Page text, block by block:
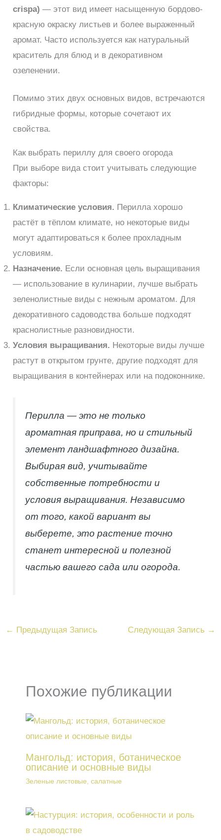
crispa) — этот вид имеет насыщенную бордово-
красную окраску листьев и более выраженный
аромат. Часто используется как натуральный
краситель для блюд и в декоративном
озеленении.
Помимо этих двух основных видов, встречаются
гибридные формы, которые сочетают их
свойства.
Как выбрать периллу для своего огорода
При выборе вида стоит учитывать следующие
факторы:
Климатические условия. Перилла хорошо
растёт в тёплом климате, но некоторые виды
могут адаптироваться к более прохладным
условиям.
Назначение. Если основная цель выращивания
— использование в кулинарии, лучше выбрать
зеленолистные виды с нежным ароматом. Для
декоративного садоводства больше подходят
краснолистные разновидности.
Условия выращивания. Некоторые виды лучше
растут в открытом грунте, другие подходят для
выращивания в контейнерах или на подоконнике.
Перилла — это не только
ароматная приправа, но и стильный
элемент ландшафтного дизайна.
Выбирая вид, учитывайте
собственные потребности и
условия выращивания. Независимо
от того, какой вариант вы
выберете, это растение точно
станет интересной и полезной
частью вашего сада или огорода.
← Предыдущая Запись Следующая Запись →
Похожие публикации
Мангольд: история, ботаническое
описание и основные виды
Зеленые листовые, салатные